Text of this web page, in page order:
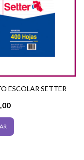
ESCOLAR SETTER